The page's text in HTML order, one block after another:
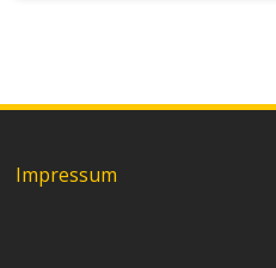
Impressum